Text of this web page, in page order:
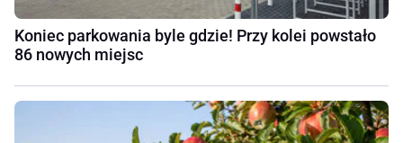
Koniec parkowania byle gdzie! Przy kolei powstało
86 nowych miejsc